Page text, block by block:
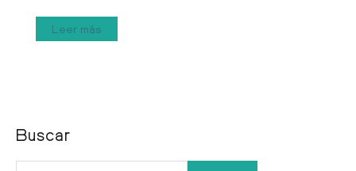
Leer más
Buscar